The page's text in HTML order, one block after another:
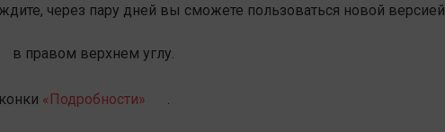
через пару дней вы сможете пользоваться новой версией
в правом верхнем углу.
«Подробности»